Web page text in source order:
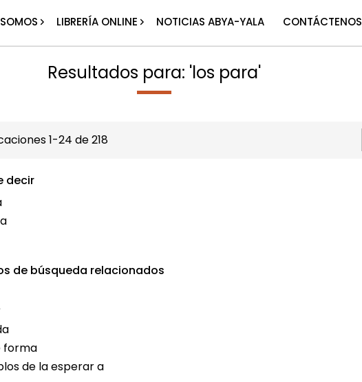
LIBRERÍA ONLINE NOTICIAS ABYA-YALA CONTÁCTENOS
Resultados para: 'los para'
1-24 de218
decir
de búsqueda relacionados
forma
de la esperar a